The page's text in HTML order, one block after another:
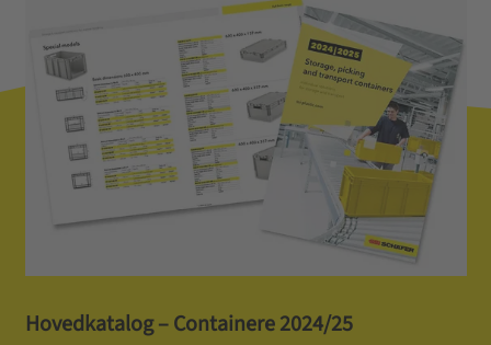
Hovedkatalog – Containere 2024/25